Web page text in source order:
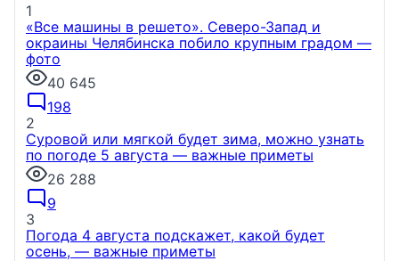
1
«Все машины в решето». Северо-Запад и
окраины Челябинска побило крупным градом —
фото
40 645
198
2
Суровой или мягкой будет зима, можно узнать
по погоде 5 августа — важные приметы
26 288
9
3
Погода 4 августа подскажет, какой будет
осень, — важные приметы